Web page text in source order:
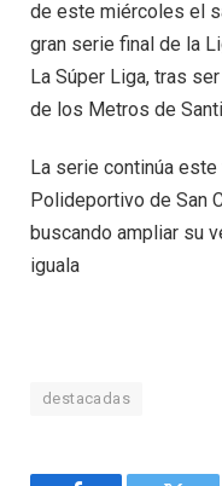
de este miércoles el
gran serie final de la
La Súper Liga, tras
de los Metros de
La serie continúa
Polideportivo de San
buscando ampliar su
iguala
destacadas